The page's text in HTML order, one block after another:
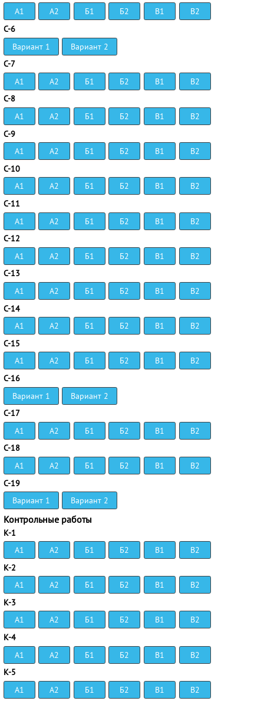
А1
А2 Б1 Б2 В1
В2
С-6
Вариант 1
Вариант 2
С-7
А1
А2 Б1 Б2 В1
В2
С-8
А1
А2 Б1 Б2 В1
В2
С-9
А1
А2 Б1 Б2 В1
В2
С-10
А1
А2 Б1 Б2 В1
В2
С-11
А1
А2 Б1 Б2 В1
В2
С-12
А1
А2 Б1 Б2 В1
В2
С-13
А1
А2 Б1 Б2 В1
В2
С-14
А1
А2 Б1 Б2 В1
В2
С-15
А1
А2 Б1 Б2 В1
В2
С-16
Вариант 1
Вариант 2
С-17
А1
А2 Б1 Б2 В1
В2
С-18
А1
А2 Б1 Б2 В1
В2
С-19
Вариант 1
Вариант 2
Контрольные работы
К-1
А1
А2 Б1 Б2 В1
В2
К-2
А1
А2 Б1 Б2 В1
В2
К-3
А1
А2 Б1 Б2 В1
В2
К-4
А1
А2 Б1 Б2 В1
В2
К-5
А1
А2 Б1 Б2 В1 В2